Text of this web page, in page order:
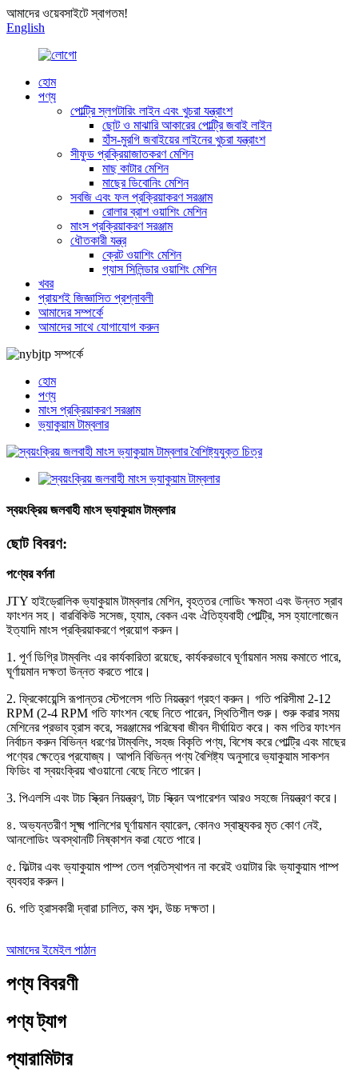
আমাদের ওয়েবসাইটে স্বাগতম!
English
হোম
পণ্য
পোল্ট্রি স্লগটারিং লাইন এবং খুচরা যন্ত্রাংশ
ছোট ও মাঝারি আকারের পোল্ট্রি জবাই লাইন
হাঁস-মুরগি জবাইয়ের লাইনের খুচরা যন্ত্রাংশ
সীফুড প্রক্রিয়াজাতকরণ মেশিন
মাছ কাটার মেশিন
মাছের ডিবোনিং মেশিন
সবজি এবং ফল প্রক্রিয়াকরণ সরঞ্জাম
রোলার ব্রাশ ওয়াশিং মেশিন
মাংস প্রক্রিয়াকরণ সরঞ্জাম
ধৌতকারী যন্ত্র
ক্রেট ওয়াশিং মেশিন
গ্যাস সিলিন্ডার ওয়াশিং মেশিন
খবর
প্রায়শই জিজ্ঞাসিত প্রশ্নাবলী
আমাদের সম্পর্কে
আমাদের সাথে যোগাযোগ করুন
হোম
পণ্য
মাংস প্রক্রিয়াকরণ সরঞ্জাম
ভ্যাকুয়াম টাম্বলার
স্বয়ংক্রিয় জলবাহী মাংস ভ্যাকুয়াম টাম্বলার
ছোট বিবরণ:
পণ্যের বর্ণনা
JTY হাইড্রোলিক ভ্যাকুয়াম টাম্বলার মেশিন, বৃহত্তর লোডিং ক্ষমতা এবং উন্নত স্রাব
ফাংশন সহ। বারবিকিউ সসেজ, হ্যাম, বেকন এবং ঐতিহ্যবাহী পোল্ট্রি, সস হ্যালোজেন
ইত্যাদি মাংস প্রক্রিয়াকরণে প্রয়োগ করুন।
1. পূর্ণ ডিগ্রি টাম্বলিং এর কার্যকারিতা রয়েছে, কার্যকরভাবে ঘূর্ণায়মান সময় কমাতে পারে,
ঘূর্ণায়মান দক্ষতা উন্নত করতে পারে।
2. ফ্রিকোয়েন্সি রূপান্তর স্টেপলেস গতি নিয়ন্ত্রণ গ্রহণ করুন। গতি পরিসীমা 2-12
RPM (2-4 RPM গতি ফাংশন বেছে নিতে পারেন, স্থিতিশীল শুরু। শুরু করার সময়
মেশিনের প্রভাব হ্রাস করে, সরঞ্জামের পরিষেবা জীবন দীর্ঘায়িত করে। কম গতির ফাংশন
নির্বাচন করুন বিভিন্ন ধরণের টাম্বলিং, সহজ বিকৃতি পণ্য, বিশেষ করে পোল্ট্রি এবং মাছের
পণ্যের ক্ষেত্রে প্রযোজ্য। আপনি বিভিন্ন পণ্য বৈশিষ্ট্য অনুসারে ভ্যাকুয়াম সাকশন
ফিডিং বা স্বয়ংক্রিয় খাওয়ানো বেছে নিতে পারেন।
3. পিএলসি এবং টাচ স্ক্রিন নিয়ন্ত্রণ, টাচ স্ক্রিন অপারেশন আরও সহজে নিয়ন্ত্রণ করে।
৪. অভ্যন্তরীণ সূক্ষ্ম পালিশের ঘূর্ণায়মান ব্যারেল, কোনও স্বাস্থ্যকর মৃত কোণ নেই,
আনলোডিং অবস্থানটি নিষ্কাশন করা যেতে পারে।
৫. ফিল্টার এবং ভ্যাকুয়াম পাম্প তেল প্রতিস্থাপন না করেই ওয়াটার রিং ভ্যাকুয়াম পাম্প
ব্যবহার করুন।
6. গতি হ্রাসকারী দ্বারা চালিত, কম শব্দ, উচ্চ দক্ষতা।
আমাদের ইমেইল পাঠান
পণ্য বিবরণী
পণ্য ট্যাগ
প্যারামিটার